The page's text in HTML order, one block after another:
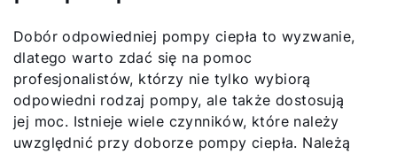
Dobór odpowiedniej pompy ciepła to wyzwanie,
dlatego warto zdać się na pomoc
profesjonalistów, którzy nie tylko wybiorą
odpowiedni rodzaj pompy, ale także dostosują
jej moc. Istnieje wiele czynników, które należy
uwzględnić przy doborze pompy ciepła. Należą